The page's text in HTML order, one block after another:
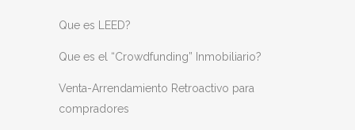
Que es LEED?
Que es el “Crowdfunding” Inmobiliario?
Venta-Arrendamiento Retroactivo para
compradores